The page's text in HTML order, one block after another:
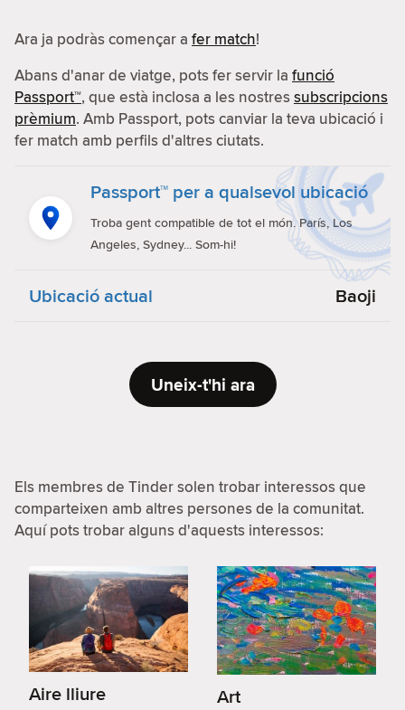
Ara ja podràs començar a fer match!
Abans d'anar de viatge, pots fer servir la funció
Passport™, que està inclosa a les nostressubscripcions
prèmium. Amb Passport, pots canviar la teva ubicació i
fer match amb perfils d'altres ciutats.
Passport™ per a qualsevol ubicació
Troba gent compatible de tot el món. París, Los
Angeles, Sydney... Som-hi!
Ubicació actual Baoji
Uneix-t'hi ara
Els membres de Tinder solen trobar interessos que
comparteixen amb altres persones de la comunitat.
Aquí pots trobar alguns d'aquests interessos:
Aire lliure Art